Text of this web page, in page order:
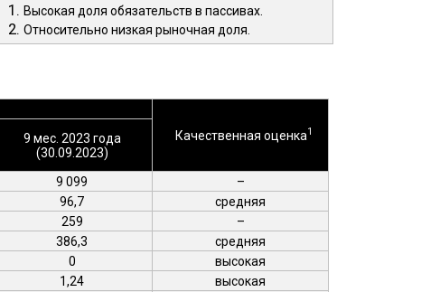
1. Высокая доля обязательств в пассивах.
2. Относительно низкая рыночная доля.
Качественная оценка1
9 мес. 2023 года
(30.09.2023)
9 099
–
96,7
средняя
259
–
386,3
средняя
0
высокая
1,24
высокая